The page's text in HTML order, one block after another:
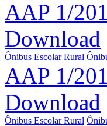
AAP 1/
Download
Ônibus Escolar Rural
AAP 1/
Download
Ônibus Escolar Rural